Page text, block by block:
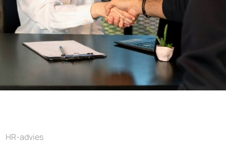
HR-advies